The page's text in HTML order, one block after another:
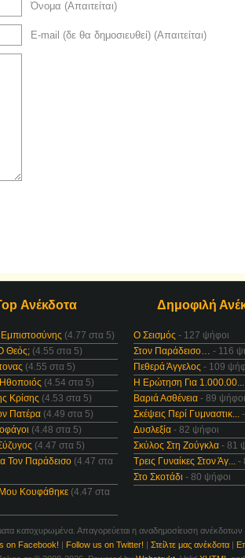
Όνομα (Απαιτείται)
E-mail (δε θα δημοσιευθεί) (Απαιτείται)
Ανέκδοτα
(4.77 στα 5)
Θεός; (4.55 στα 5)
(4.55 στα 5)
(4.54 στα 5)
Κρίσης (4.53 στα 5)
Πατέρα (4.49 στα 5)
(4.48 στα 5)
(4.47 στα 5)
Τον Παράδεισο (4.47 στα
Κουφάθηκε (4.47 στα
Δημοφιλή
Ο Σεισμός - 127 ψήφοι
Στον Παράδεισο… - 116
Πεθερά Άγγελος - 109
Η Ερώτηση Για 1.000.00...
Βαριά Ασθένεια - 89 ψήφοι
Σκέψεις Περί Γυμναστικ...
Δυσλεξία - 82 ψήφοι
Σκύλος Στη Ζούγκλα - 81
Τρεις Γυναίκες Στον Άγ... -
Στο Σκοτάδι - 80 ψήφοι
κατοχυρωμένα. Απαγορεύεται η αναδημοσίευση
on Facebook! | Follow us on Twitter! | Στείλτε μας ανέκδοτα|